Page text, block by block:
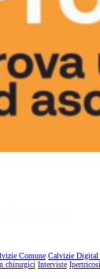
Comune Calvizie Digital
chirurgici Interviste